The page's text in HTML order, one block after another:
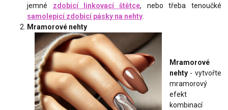
jemné zdobicí linkovací štětce, nebo třeba tenoučké
samolepicí zdobicí pásky na nehty.
Mramorové nehty
Mramorové
nehty - vytvořte
mramorový
efekt
kombinací